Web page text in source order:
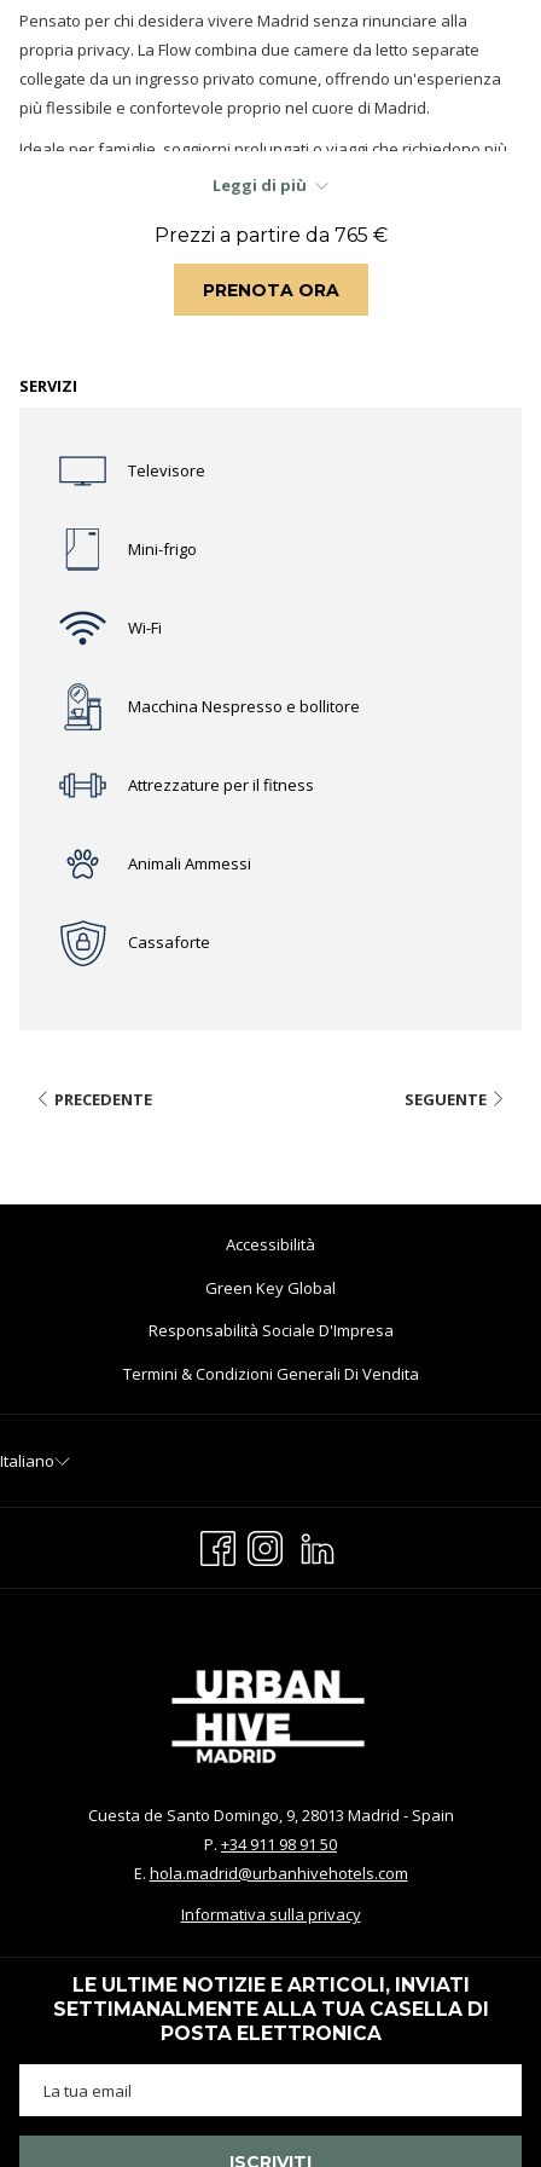
il
contenuto
al
di
sopra
Pensato per chi desidera vivere Madrid senza rinunciare alla
propria privacy. La Flow combina due camere da letto separate
collegate da un ingresso privato comune, offrendo un'esperienza
più flessibile e confortevole proprio nel cuore di Madrid.
Ideale per famiglie, soggiorni prolungati o viaggi che richiedono più
spazio, questa configurazione garantisce un equilibrio perfetto tra
Leggi di più
Prezzi a partire da 765 €
PRENOTA ORA
SERVIZI
Televisore
Mini-frigo
Wi-Fi
Macchina Nespresso e bollitore
Attrezzature per il fitness
Animali Ammessi
Cassaforte
PRECEDENTE SEGUENTE
Accessibilità
Green Key Global
Una
Responsabilità Sociale D'Impresa
Termini & Condizioni Generali Di Vendita
Italiano
Cuesta de Santo Domingo, 9, 28013 Madrid - Spain
P. +34 911 98 91 50
E. hola.madrid@urbanhivehotels.com
Informativa sulla privacy
LE ULTIME NOTIZIE E ARTICOLI, INVIATI
SETTIMANALMENTE ALLA TUA CASELLA DI
POSTA ELETTRONICA